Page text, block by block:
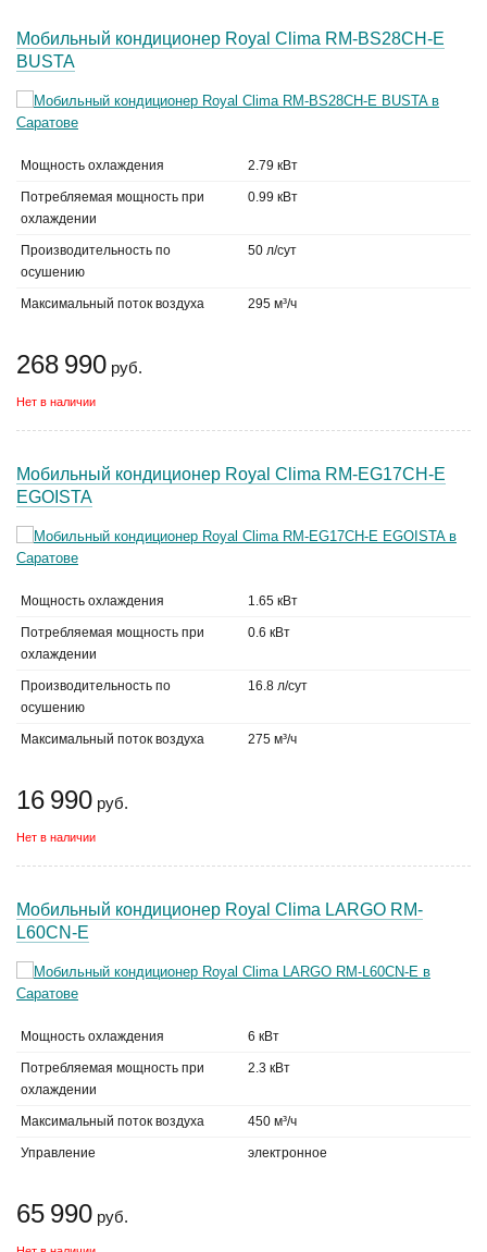
Мобильный кондиционер Royal Clima RM-BS28CH-E
BUSTA
Мощность охлаждения 2.79 кВт
Потребляемая мощность при
охлаждении
0.99 кВт
Производительность по
осушению
50 л/сут
Максимальный поток воздуха 295 м³/ч
268 990 руб.
Нет в наличии
Мобильный кондиционер Royal Clima RM-EG17CH-E
EGOISTA
Мощность охлаждения 1.65 кВт
Потребляемая мощность при
охлаждении
0.6 кВт
Производительность по
осушению
16.8 л/сут
Максимальный поток воздуха 275 м³/ч
16 990 руб.
Нет в наличии
Мобильный кондиционер Royal Clima LARGO RM-
L60CN-E
Мощность охлаждения 6 кВт
Потребляемая мощность при
охлаждении
2.3 кВт
Максимальный поток воздуха 450 м³/ч
Управление электронное
65 990 руб.